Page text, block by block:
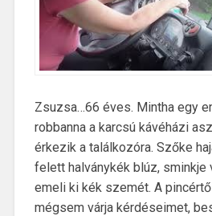
Zsuzsa…66 éves. Mintha egy
robbanna a karcsú kávéházi
érkezik a találkozóra. Szőke
felett halványkék blúz,
emeli ki kék szemét. A
mégsem várja kérdéseimet,